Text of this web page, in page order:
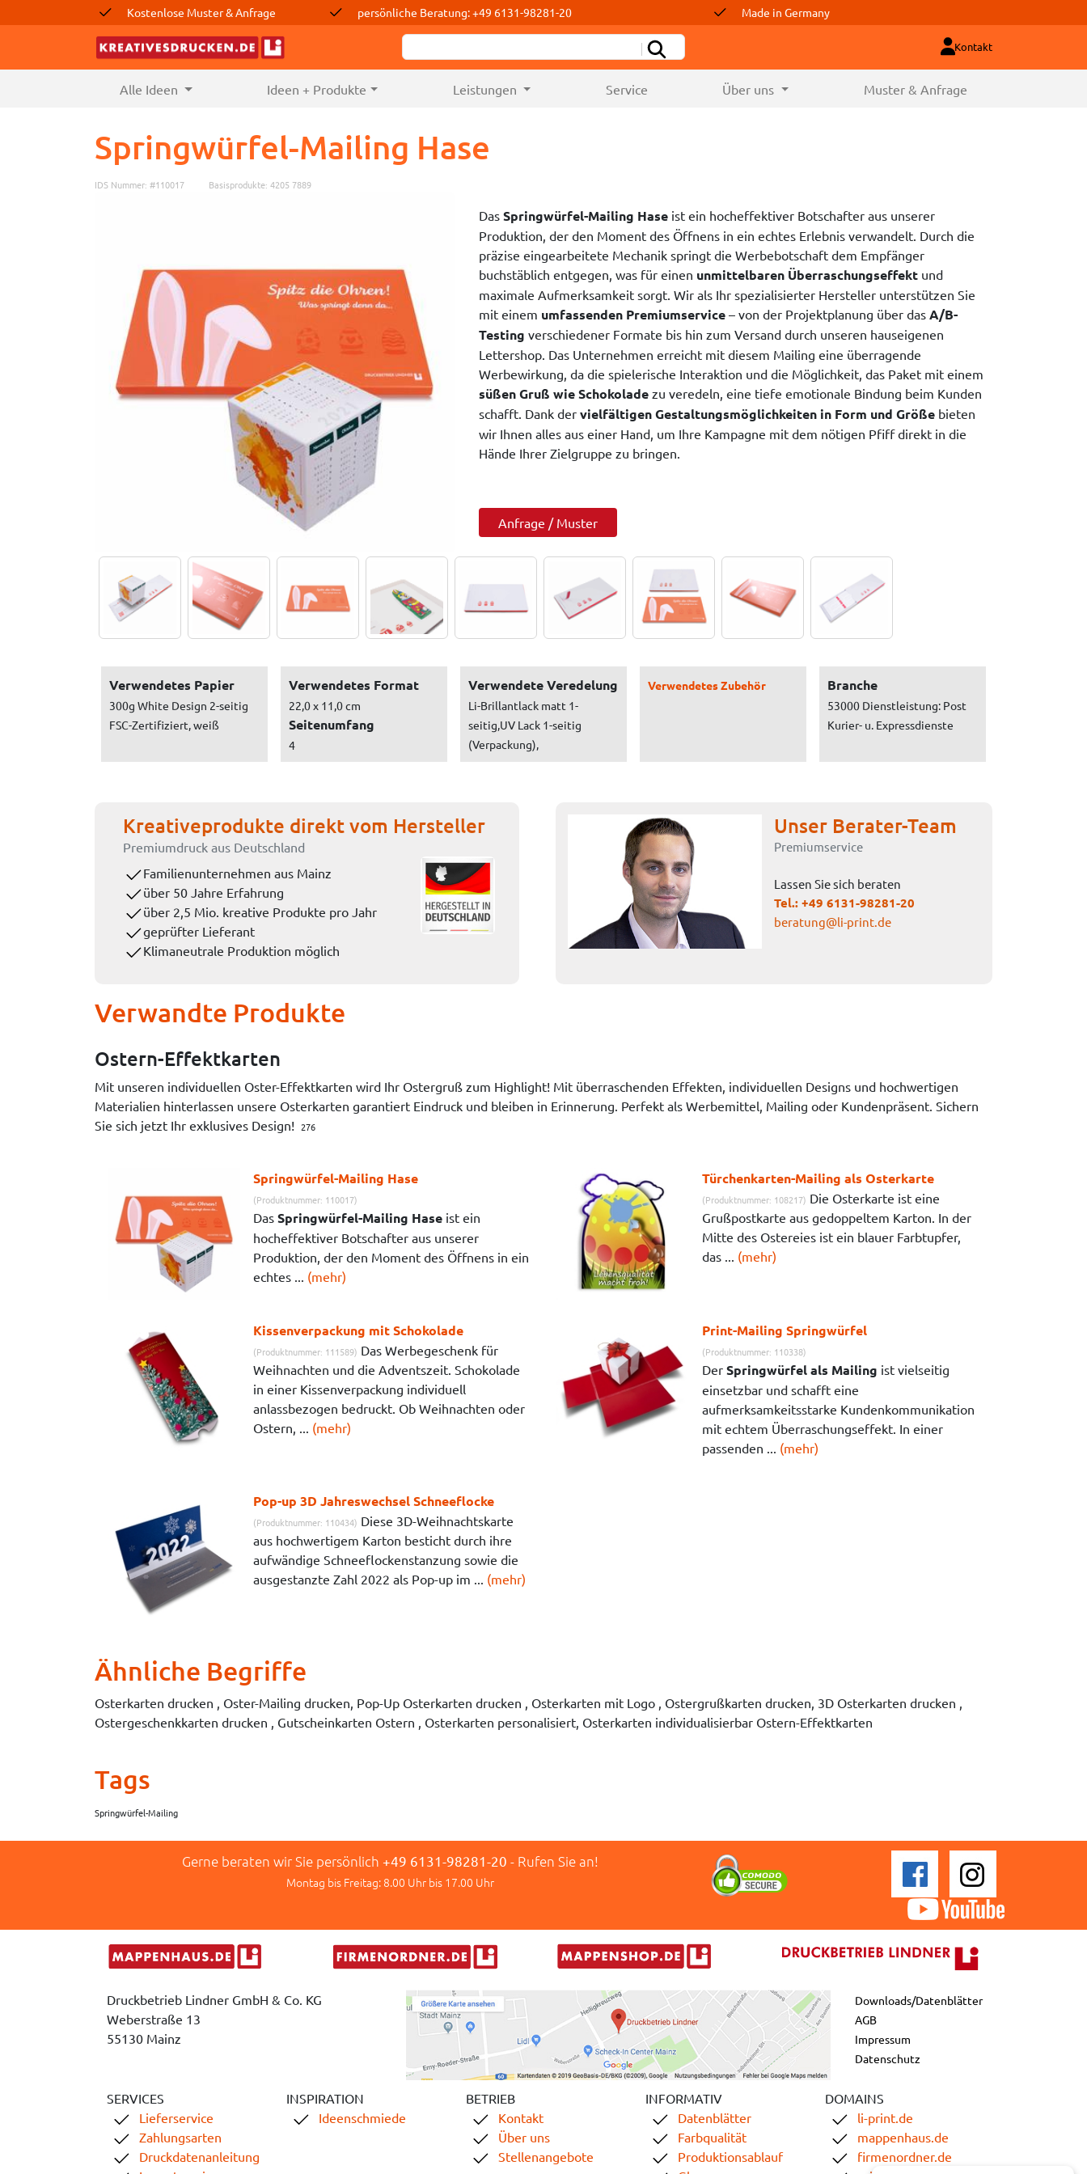
Kostenlose Muster & Anfrage persönliche Beratung: +49 6131-98281-20 Made in Germany
Kontakt
Alle Ideen (current) Ideen + Produkte Leistungen Service Über uns Muster & Anfrage
Springwürfel-Mailing Hase
IDS Nummer: #110017 Basisprodukte: 4205 7889
Das Springwürfel-Mailing Hase ist ein hocheffektiver Botschafter aus unserer
Produktion, der den Moment des Öffnens in ein echtes Erlebnis verwandelt. Durch die
präzise eingearbeitete Mechanik springt die Werbebotschaft dem Empfänger
buchstäblich entgegen, was für einen unmittelbaren Überraschungseffekt und
maximale Aufmerksamkeit sorgt. Wir als Ihr spezialisierter Hersteller unterstützen Sie
mit einem umfassenden Premiumservice – von der Projektplanung über das A/B-
Testing verschiedener Formate bis hin zum Versand durch unseren hauseigenen
Lettershop. Das Unternehmen erreicht mit diesem Mailing eine überragende
Werbewirkung, da die spielerische Interaktion und die Möglichkeit, das Paket mit einem
süßen Gruß wie Schokolade zu veredeln, eine tiefe emotionale Bindung beim Kunden
schafft. Dank der vielfältigen Gestaltungsmöglichkeiten in Form und Größe bieten
wir Ihnen alles aus einer Hand, um Ihre Kampagne mit dem nötigen Pfiff direkt in die
Hände Ihrer Zielgruppe zu bringen.
Anfrage / Muster
Verwendetes Papier
300g White Design 2-seitig
FSC-Zertifiziert, weiß
Verwendetes Format
22,0 x 11,0 cm
Seitenumfang
4
Verwendete Veredelung
Li-Brillantlack matt 1-
seitig,UV Lack 1-seitig
(Verpackung),
Verwendetes Zubehör Branche
53000 Dienstleistung: Post
Kurier- u. Expressdienste
Kreativeprodukte direkt vom Hersteller
Premiumdruck aus Deutschland
Familienunternehmen aus Mainz
über 50 Jahre Erfahrung
über 2,5 Mio. kreative Produkte pro Jahr
geprüfter Lieferant
Klimaneutrale Produktion möglich
Unser Berater-Team
Premiumservice
Lassen Sie sich beraten
Tel.: +49 6131-98281-20
beratung@li-print.de
Verwandte Produkte
Ostern-Effektkarten
Mit unseren individuellen Oster-Effektkarten wird Ihr Ostergruß zum Highlight! Mit überraschenden Effekten, individuellen Designs und hochwertigen
Materialien hinterlassen unsere Osterkarten garantiert Eindruck und bleiben in Erinnerung. Perfekt als Werbemittel, Mailing oder Kundenpräsent. Sichern
Sie sich jetzt Ihr exklusives Design! 276
Springwürfel-Mailing Hase
(Produktnummer: 110017)
Das Springwürfel-Mailing Haseist ein
hocheffektiver Botschafter aus unserer
Produktion, der den Moment des Öffnens in ein
echtes ... (mehr)
Türchenkarten-Mailing als Osterkarte
(Produktnummer: 108217) Die Osterkarte ist eine
Grußpostkarte aus gedoppeltem Karton. In der
Mitte des Ostereies ist ein blauer Farbtupfer,
das ... (mehr)
Kissenverpackung mit Schokolade
(Produktnummer: 111589) Das Werbegeschenk für
Weihnachten und die Adventszeit. Schokolade
in einer Kissenverpackung individuell
anlassbezogen bedruckt. Ob Weihnachten oder
Ostern, ... (mehr)
Print-Mailing Springwürfel
(Produktnummer: 110338)
Der Springwürfel als Mailing ist vielseitig
einsetzbar und schafft eine
aufmerksamkeitsstarke Kundenkommunikation
mit echtem Überraschungseffekt. In einer
passenden ... (mehr)
Pop-up 3D Jahreswechsel Schneeflocke
(Produktnummer: 110434) Diese 3D-Weihnachtskarte
aus hochwertigem Karton besticht durch ihre
aufwändige Schneeflockenstanzung sowie die
ausgestanzte Zahl 2022 als Pop-up im ... (mehr)
Ähnliche Begriffe
Osterkarten drucken , Oster-Mailing drucken, Pop-Up Osterkarten drucken , Osterkarten mit Logo , Ostergrußkarten drucken, 3D Osterkarten drucken ,
Ostergeschenkkarten drucken , Gutscheinkarten Ostern , Osterkarten personalisiert, Osterkarten individualisierbar Ostern-Effektkarten
Tags
Springwürfel-Mailing
Gerne beraten wir Sie persönlich +49 6131-98281-20 - Rufen Sie an!
Montag bis Freitag: 8.00 Uhr bis 17.00 Uhr
Druckbetrieb Lindner GmbH & Co. KG
Weberstraße 13
55130 Mainz
Downloads/Datenblätter
AGB
Impressum
Datenschutz
SERVICES
Lieferservice
Zahlungsarten
Druckdatenanleitung
INSPIRATION
Ideenschmiede
BETRIEB
Kontakt
Über uns
Stellenangebote
INFORMATIV
Datenblätter
Farbqualität
Produktionsablauf
DOMAINS
li-print.de
mappenhaus.de
firmenordner.de